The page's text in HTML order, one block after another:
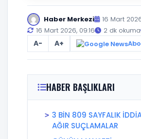
Haber Merkezi
16 Mart
16 Mart 2026, 09:16
2 dk okuma
A- A+
HABER BAŞLIKLARI
3 BİN 809 SAYFALIK
AĞIR SUÇLAMALAR